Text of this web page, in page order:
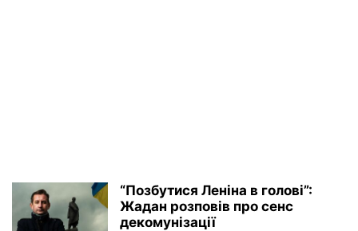
“Позбутися Леніна в голові”:
Жадан розповів про сенс
декомунізації